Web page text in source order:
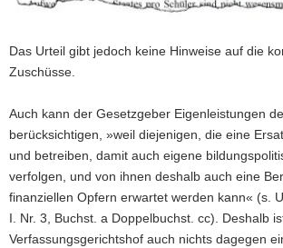
Das Urteil gibt jedoch keine Hinweise auf die
Zuschüsse.
Auch kann der Gesetzgeber Eigenleistungen
berücksichtigen, »weil diejenigen, die eine
und betreiben, damit auch eigene
verfolgen, und von ihnen deshalb auch eine
finanziellen Opfern erwartet werden kann« (s.
I. Nr. 3, Buchst. a Doppelbuchst. cc). Deshalb
Verfassungsgerichtshof auch nichts dagegen